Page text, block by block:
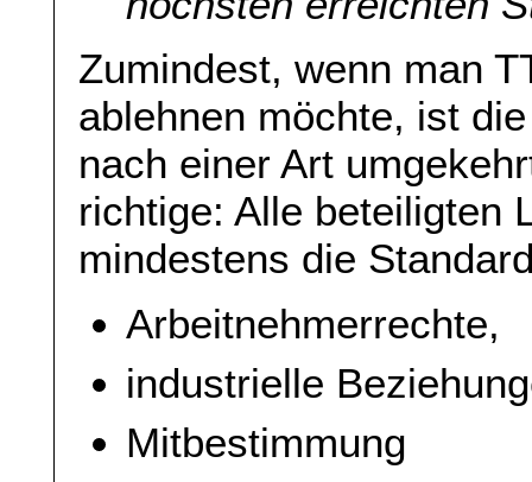
Zumindest, wenn man
ablehnen möchte, ist
nach einer Art
richtige: Alle beteiligten
mindestens die
Arbeitnehmerrechte,
industrielle
Mitbestimmung